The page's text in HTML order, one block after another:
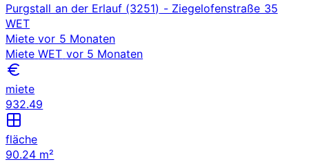
Purgstall an der Erlauf (3251) - Ziegelofenstraße 35
WET
Miete vor 5 Monaten
Miete WET vor 5 Monaten
miete
932.49
fläche
90.24 m²